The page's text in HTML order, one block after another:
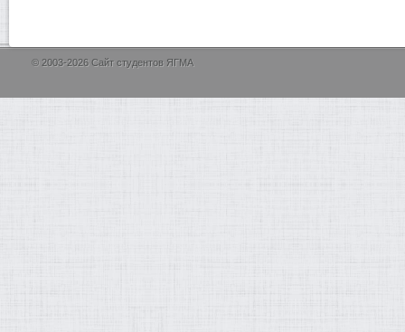
© 2003-2026 Сайт студентов ЯГМА